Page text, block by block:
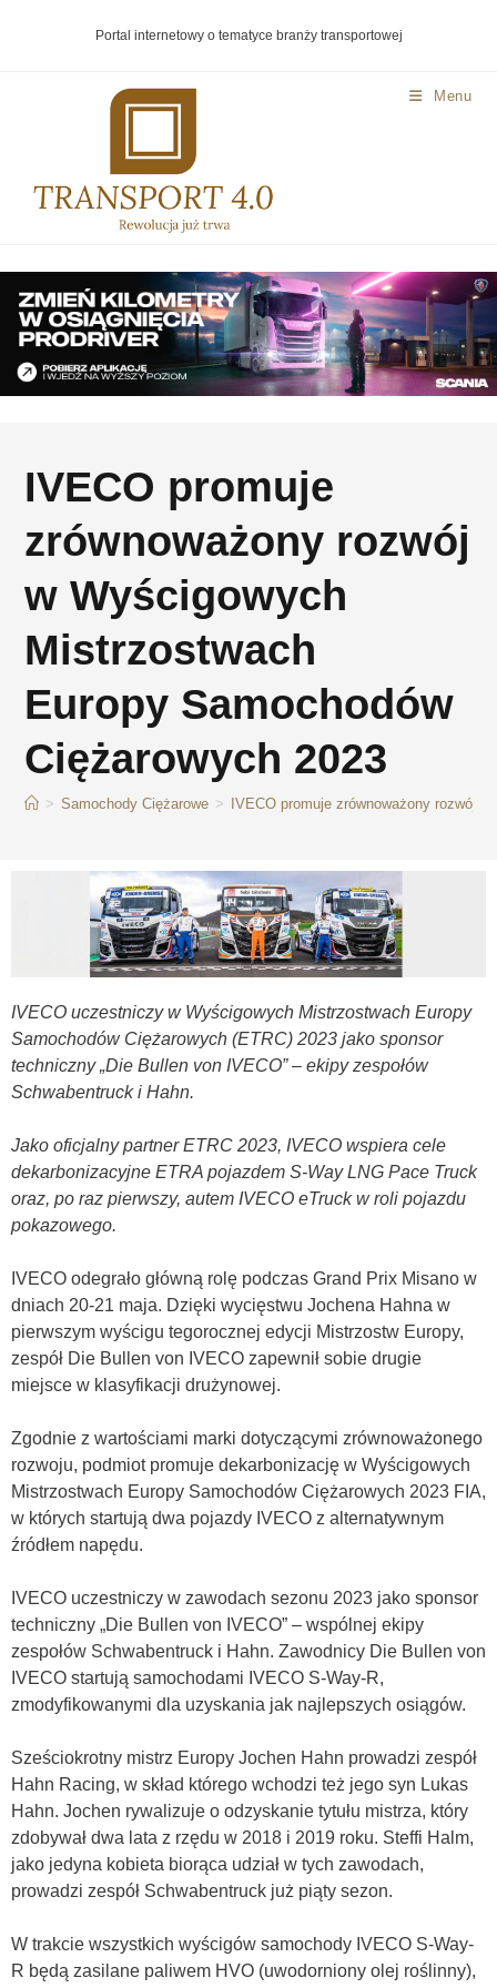
Portal internetowy o tematyce branży transportowej
Menu
IVECO promuje
zrównoważony rozwój
w Wyścigowych
Mistrzostwach
Europy Samochodów
Ciężarowych 2023
> Samochody Ciężarowe > IVECO promuje zrównoważony rozwój
IVECO uczestniczy w Wyścigowych Mistrzostwach Europy
Samochodów Ciężarowych (ETRC) 2023 jako sponsor
techniczny „Die Bullen von IVECO” – ekipy zespołów
Schwabentruck i Hahn.
Jako oficjalny partner ETRC 2023, IVECO wspiera cele
dekarbonizacyjne ETRA pojazdem S-Way LNG Pace Truck
oraz, po raz pierwszy, autem IVECO eTruck w roli pojazdu
pokazowego.
IVECO odegrało główną rolę podczas Grand Prix Misano w
dniach 20-21 maja. Dzięki wycięstwu Jochena Hahna w
pierwszym wyścigu tegorocznej edycji Mistrzostw Europy,
zespół Die Bullen von IVECO zapewnił sobie drugie
miejsce w klasyfikacji drużynowej.
Zgodnie z wartościami marki dotyczącymi zrównoważonego
rozwoju, podmiot promuje dekarbonizację w Wyścigowych
Mistrzostwach Europy Samochodów Ciężarowych 2023 FIA,
w których startują dwa pojazdy IVECO z alternatywnym
źródłem napędu.
IVECO uczestniczy w zawodach sezonu 2023 jako sponsor
techniczny „Die Bullen von IVECO” – wspólnej ekipy
zespołów Schwabentruck i Hahn. Zawodnicy Die Bullen von
IVECO startują samochodami IVECO S-Way-R,
zmodyfikowanymi dla uzyskania jak najlepszych osiągów.
Sześciokrotny mistrz Europy Jochen Hahn prowadzi zespół
Hahn Racing, w skład którego wchodzi też jego syn Lukas
Hahn. Jochen rywalizuje o odzyskanie tytułu mistrza, który
zdobywał dwa lata z rzędu w 2018 i 2019 roku. Steffi Halm,
jako jedyna kobieta biorąca udział w tych zawodach,
prowadzi zespół Schwabentruck już piąty sezon.
W trakcie wszystkich wyścigów samochody IVECO S-Way-
R będą zasilane paliwem HVO (uwodorniony olej roślinny),